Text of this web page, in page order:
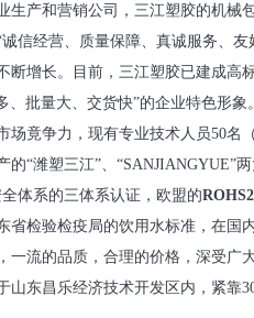
生产和营销公司，三江塑胶的机械
信经营、质量保障、真诚服务、
断增长。目前，三江塑胶已建成高
批量大、交货快”的企业特色形象。
场竟争力，现有专业技术人员50
“潍塑三江”、“SANJIANGYUE”
体系的三体系认证，欧盟的
省检验检疫局的饮用水标准，在国
一流的品质，合理的价格，深受
东昌乐经济技术开发区内，紧靠